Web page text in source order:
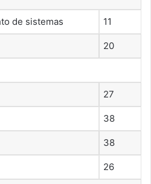
de sistemas 11
20
27
38
38
26